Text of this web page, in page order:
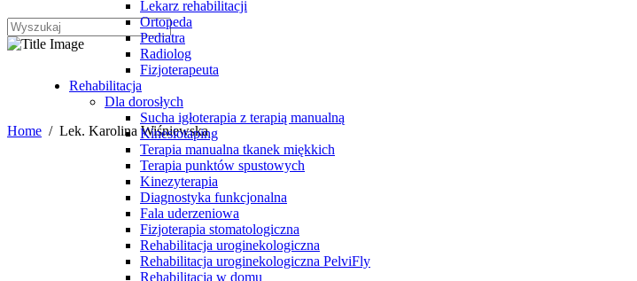
Lekarz rehabilitacji
Ortopeda
Pediatra
Radiolog
Fizjoterapeuta
Rehabilitacja
Dla dorosłych
Sucha igłoterapia z terapią manualną
Kinesiotaping
Terapia manualna tkanek miękkich
Terapia punktów spustowych
Kinezyterapia
Diagnostyka funkcjonalna
Fala uderzeniowa
Fizjoterapia stomatologiczna
Rehabilitacja uroginekologiczna
Rehabilitacja uroginekologiczna PelviFly
Rehabilitacja w domu
Lek. Karolina Wiśniewska
Home / Lek. Karolina Wiśniewska